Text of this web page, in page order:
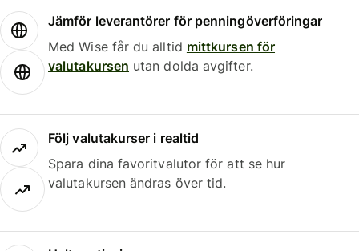
Jämför leverantörer för penningöverföringar
Med Wise får du alltid mittkursen för
valutakursen utan dolda avgifter.
Följ valutakurser i realtid
Spara dina favoritvalutor för att se hur
valutakursen ändras över tid.